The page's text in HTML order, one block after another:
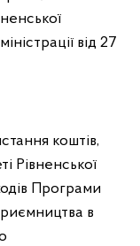
від 27
коштів,
Рівненської
Програми
в